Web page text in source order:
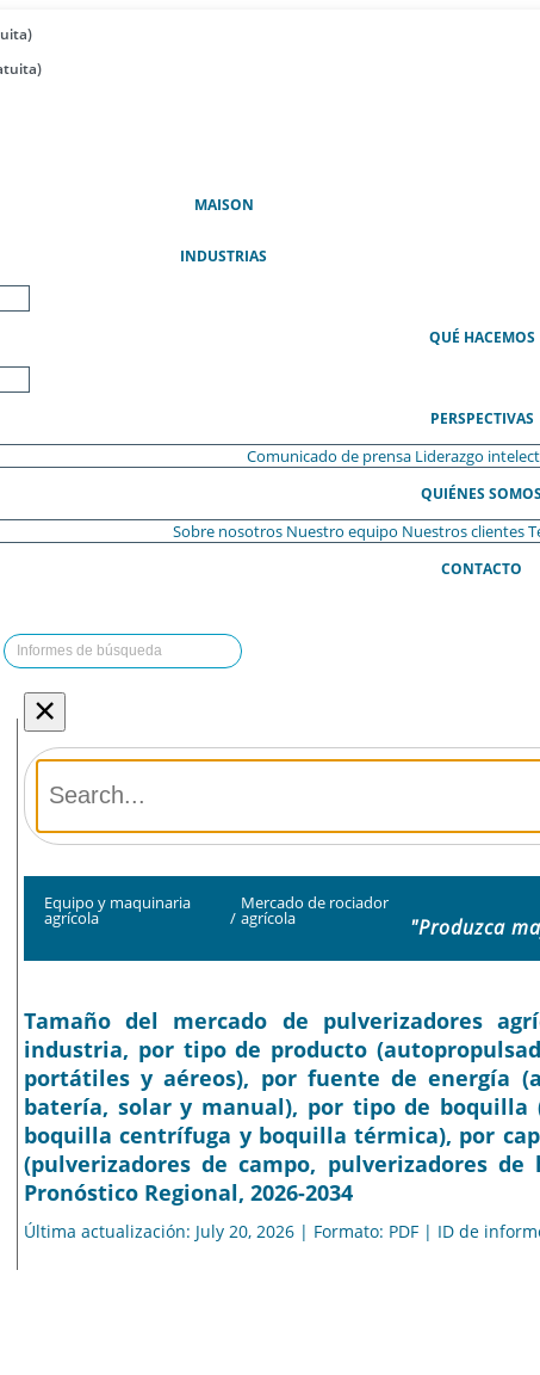
MAISON(ACTUAL)
INDUSTRIAS
QUÉ HACEMOS
PERSPECTIVAS
Comunicado de prensa Liderazgo
QUIÉNES
Sobre nosotros Nuestro equipo Nuestros clientes
CONTACTO
×
Equipo y maquinaria
agrícola /
Mercado de rociador
agrícola "Produzca
Tamaño del mercado de pulverizadores
industria, por tipo de producto
portátiles y aéreos), por fuente de energía
batería, solar y manual), por tipo de boquilla
boquilla centrífuga y boquilla térmica), por
(pulverizadores de campo, pulverizadores
Pronóstico Regional, 2026-2034
Última actualización: July 20, 2026 | Formato: PDF | ID de